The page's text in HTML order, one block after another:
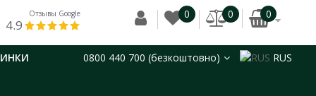
Отзывы Google
4.9
0 0 0
0800 440 700 (безкоштовно) RUS